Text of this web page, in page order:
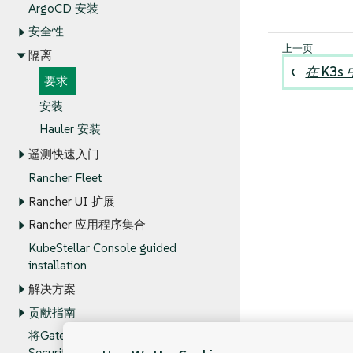
ArgoCD 安装
安全性
隔离
要求
安装
Hauler 安装
遥测快速入门
Rancher Fleet
Rancher UI 扩展
Rancher 应用程序集合
KubeStellar Console guided
installation
解决方案
贡献指南
将Gatekeeper策略迁移到SUSE
在 K3s